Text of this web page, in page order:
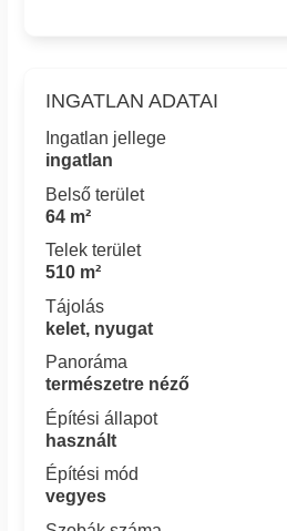
INGATLAN ADATAI
Ingatlan jellege
ingatlan
Belső terület
64 m²
Telek terület
510 m²
Tájolás
kelet, nyugat
Panoráma
természetre néző
Építési állapot
használt
Építési mód
vegyes